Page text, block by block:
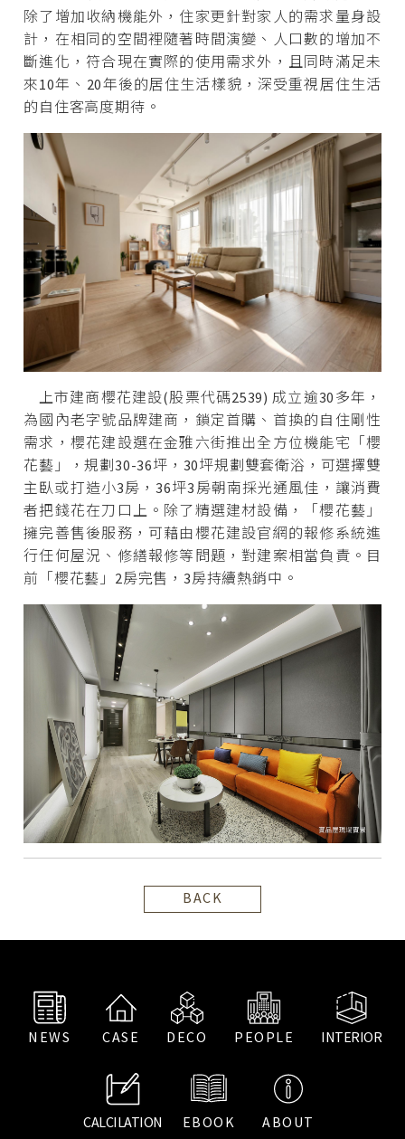
除了增加收納機能外，住家更針對家人的需求量身設
計，在相同的空間裡隨著時間演變、人口數的增加不
斷進化，符合現在實際的使用需求外，且同時滿足未
來10年、20年後的居住生活樣貌，深受重視居住生活
的自住客高度期待。
上市建商櫻花建設(股票代碼2539) 成立逾30多年，
為國內老字號品牌建商，鎖定首購、首換的自住剛性
需求，櫻花建設選在金雅六街推出全方位機能宅「櫻
花藝」，規劃30-36坪，30坪規劃雙套衛浴，可選擇雙
主臥或打造小3房，36坪3房朝南採光通風佳，讓消費
者把錢花在刀口上。除了精選建材設備，「櫻花藝」
擁完善售後服務，可藉由櫻花建設官網的報修系統進
行任何屋況、修繕報修等問題，對建案相當負責。目
前「櫻花藝」2房完售，3房持續熱銷中。
BACK
NEWS CASE DECO PEOPLE INTERIOR
CALCILATION EBOOK ABOUT